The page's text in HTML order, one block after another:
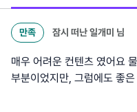
만족 잠시 떠난 일개미 님
매우 어려운 컨텐츠 였어요
부분이었지만, 그럼에도 좋